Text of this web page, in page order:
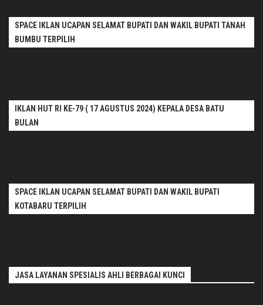
SPACE IKLAN UCAPAN SELAMAT BUPATI DAN WAKIL BUPATI TANAH
BUMBU TERPILIH
IKLAN HUT RI KE-79 ( 17 AGUSTUS 2024) KEPALA DESA BATU
BULAN
SPACE IKLAN UCAPAN SELAMAT BUPATI DAN WAKIL BUPATI
KOTABARU TERPILIH
JASA LAYANAN SPESIALIS AHLI BERBAGAI KUNCI